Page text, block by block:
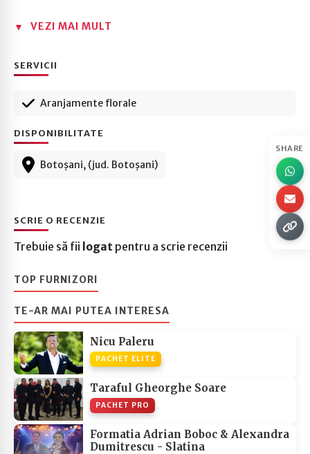
SHARE
VEZI MAI MULT
SERVICII
Aranjamente florale
DISPONIBILITATE
Botoșani, (jud. Botoșani)
SCRIE O RECENZIE
Trebuie să fii logat pentru a scrie recenzii
TOP FURNIZORI
TE-AR MAI PUTEA INTERESA
Nicu Paleru
PACHET ELITE
Taraful Gheorghe Soare
PACHET PRO
Formatia Adrian Boboc & Alexandra
Dumitrescu - Slatina